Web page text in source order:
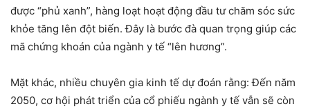
được “phủ xanh”, hàng loạt hoạt động đầu tư chăm sóc sức
khỏe tăng lên đột biến. Đây là bước đà quan trọng giúp các
mã chứng khoán của ngành y tế “lên hương”.
Mặt khác, nhiều chuyên gia kinh tế dự đoán rằng: Đến năm
2050, cơ hội phát triển của cổ phiếu ngành y tế vẫn sẽ còn